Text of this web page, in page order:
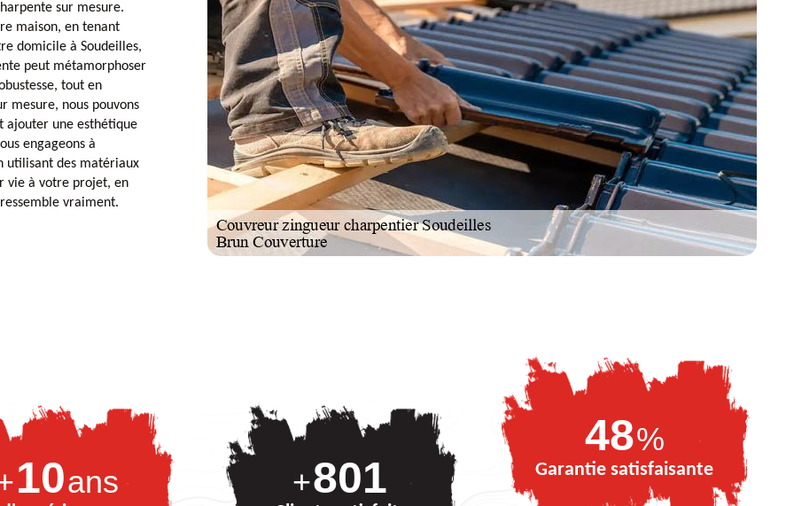
sur mesure.
maison, en tenant
domicile à Soudeilles,
peut métamorphoser
tout en
mesure, nous pouvons
une esthétique
engageons à
utilisant des matériaux
vie à votre projet, en
vraiment.
10ans +879
69%
Garantie satisfaisante